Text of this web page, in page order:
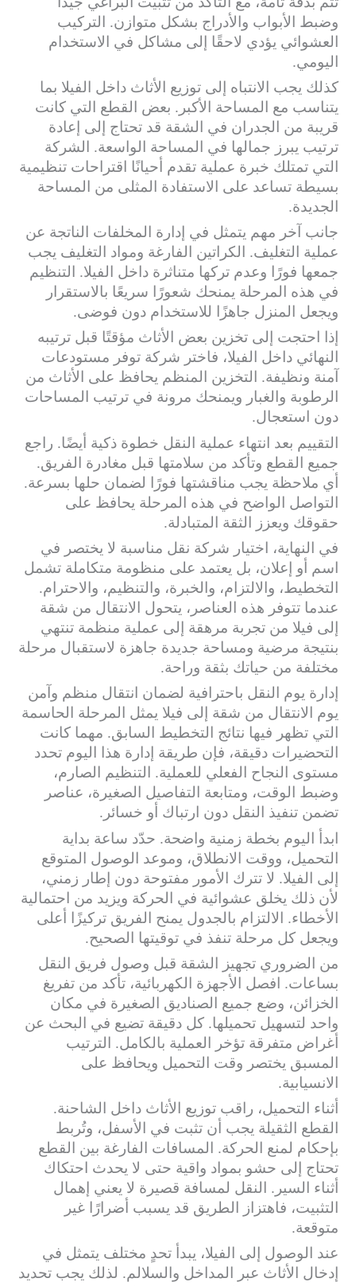
وضبط الأبواب والأدراج بشكل متوازن. التركيب
العشوائي يؤدي لاحقًا إلى مشاكل في الاستخدام
اليومي.
كذلك يجب الانتباه إلى توزيع الأثاث داخل الفيلا بما
يتناسب مع المساحة الأكبر. بعض القطع التي كانت
قريبة من الجدران في الشقة قد تحتاج إلى إعادة
ترتيب يبرز جمالها في المساحة الواسعة. الشركة
التي تمتلك خبرة عملية تقدم أحيانًا اقتراحات تنظيمية
بسيطة تساعد على الاستفادة المثلى من المساحة
الجديدة.
جانب آخر مهم يتمثل في إدارة المخلفات الناتجة عن
عملية التغليف. الكراتين الفارغة ومواد التغليف يجب
جمعها فورًا وعدم تركها متناثرة داخل الفيلا. التنظيم
في هذه المرحلة يمنحك شعورًا سريعًا بالاستقرار
ويجعل المنزل جاهزًا للاستخدام دون فوضى.
إذا احتجت إلى تخزين بعض الأثاث مؤقتًا قبل ترتيبه
النهائي داخل الفيلا، فاختر شركة توفر مستودعات
آمنة ونظيفة. التخزين المنظم يحافظ على الأثاث من
الرطوبة والغبار ويمنحك مرونة في ترتيب المساحات
دون استعجال.
التقييم بعد انتهاء عملية النقل خطوة ذكية أيضًا. راجع
جميع القطع وتأكد من سلامتها قبل مغادرة الفريق.
أي ملاحظة يجب مناقشتها فورًا لضمان حلها بسرعة.
التواصل الواضح في هذه المرحلة يحافظ على
حقوقك ويعزز الثقة المتبادلة.
في النهاية، اختيار شركة نقل مناسبة لا يختصر في
اسم أو إعلان، بل يعتمد على منظومة متكاملة تشمل
التخطيط، والالتزام، والخبرة، والتنظيم، والاحترام.
عندما تتوفر هذه العناصر، يتحول الانتقال من شقة
إلى فيلا من تجربة مرهقة إلى عملية منظمة تنتهي
بنتيجة مرضية ومساحة جديدة جاهزة لاستقبال مرحلة
مختلفة من حياتك بثقة وراحة.
إدارة يوم النقل باحترافية لضمان انتقال منظم وآمن
يوم الانتقال من شقة إلى فيلا يمثل المرحلة الحاسمة
التي تظهر فيها نتائج التخطيط السابق. مهما كانت
التحضيرات دقيقة، فإن طريقة إدارة هذا اليوم تحدد
مستوى النجاح الفعلي للعملية. التنظيم الصارم،
وضبط الوقت، ومتابعة التفاصيل الصغيرة، عناصر
تضمن تنفيذ النقل دون ارتباك أو خسائر.
ابدأ اليوم بخطة زمنية واضحة. حدّد ساعة بداية
التحميل، ووقت الانطلاق، وموعد الوصول المتوقع
إلى الفيلا. لا تترك الأمور مفتوحة دون إطار زمني،
لأن ذلك يخلق عشوائية في الحركة ويزيد من احتمالية
الأخطاء. الالتزام بالجدول يمنح الفريق تركيزًا أعلى
ويجعل كل مرحلة تنفذ في توقيتها الصحيح.
من الضروري تجهيز الشقة قبل وصول فريق النقل
بساعات. افصل الأجهزة الكهربائية، تأكد من تفريغ
الخزائن، وضع جميع الصناديق الصغيرة في مكان
واحد لتسهيل تحميلها. كل دقيقة تضيع في البحث عن
أغراض متفرقة تؤخر العملية بالكامل. الترتيب
المسبق يختصر وقت التحميل ويحافظ على
الانسيابية.
أثناء التحميل، راقب توزيع الأثاث داخل الشاحنة.
القطع الثقيلة يجب أن تثبت في الأسفل، وتُربط
بإحكام لمنع الحركة. المسافات الفارغة بين القطع
تحتاج إلى حشو بمواد واقية حتى لا يحدث احتكاك
أثناء السير. النقل لمسافة قصيرة لا يعني إهمال
التثبيت، فاهتزاز الطريق قد يسبب أضرارًا غير
متوقعة.
عند الوصول إلى الفيلا، يبدأ تحدٍ مختلف يتمثل في
إدخال الأثاث عبر المداخل والسلالم. لذلك يجب تحديد